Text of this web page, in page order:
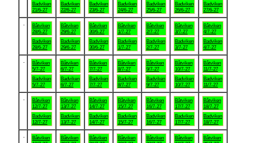
Badviken
21/6-27
Badviken
22/6-27
Badviken
23/6-27
Badviken
24/6-27
Badviken
25/6-27
Badviken
26/6-27
Badviken
27/6-27
Båtviken
28/6-27
Badviken
28/6-27
Båtviken
29/6-27
Badviken
29/6-27
Båtviken
30/6-27
Badviken
30/6-27
Båtviken
1/7-27
Badviken
1/7-27
Båtviken
2/7-27
Badviken
2/7-27
Båtviken
3/7-27
Badviken
3/7-27
Båtviken
4/7-27
Badviken
4/7-27
Båtviken
5/7-27
Badviken
5/7-27
Båtviken
6/7-27
Badviken
6/7-27
Båtviken
7/7-27
Badviken
7/7-27
Båtviken
8/7-27
Badviken
8/7-27
Båtviken
9/7-27
Badviken
9/7-27
Båtviken
10/7-27
Badviken
10/7-27
Båtviken
11/7-27
Badviken
11/7-27
Båtviken
12/7-27
Badviken
12/7-27
Båtviken
13/7-27
Badviken
13/7-27
Båtviken
14/7-27
Badviken
14/7-27
Båtviken
15/7-27
Badviken
15/7-27
Båtviken
16/7-27
Badviken
16/7-27
Båtviken
17/7-27
Badviken
17/7-27
Båtviken
18/7-27
Badviken
18/7-27
Båtviken
Båtviken
Båtviken
Båtviken
Båtviken
Båtviken
Båtviken